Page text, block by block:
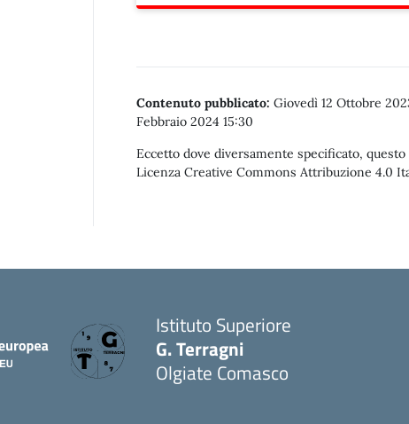
Contenuto pubblicato: Giovedì 12 Ottobre
Febbraio 2024 15:30
Eccetto dove diversamente specificato,
Licenza Creative Commons Attribuzione 4.0
Istituto Superiore
G. Terragni
Olgiate Comasco